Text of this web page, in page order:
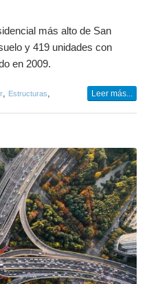
más alto de San
y 419 unidades con
en 2009.
Estructuras Leer más...